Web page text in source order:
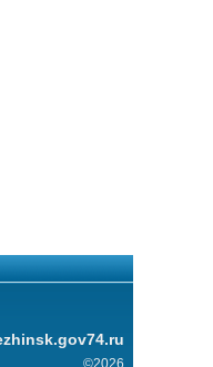
©2026